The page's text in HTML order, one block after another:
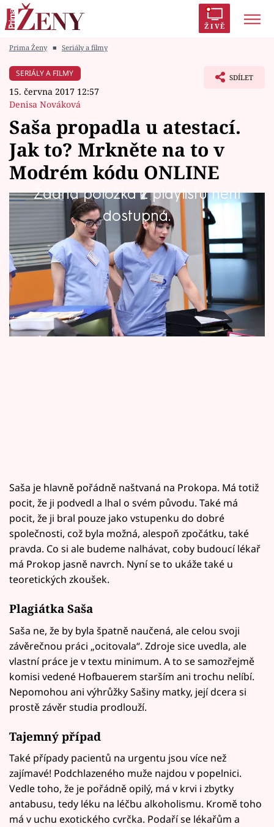
ŽIVĚ
Módní alarm
Témata
Celebrity
Seriály
Horoskopy
Sledujte prima+
Filmový festival Karlovy Vary
Prima Ženy ■ Seriály a filmy
SERIÁLY A FILMY
15. června 2017 12:57
Denisa Nováková
SDÍLET
Saša propadla u atestací.
Jak to? Mrkněte na to v
Modrém kódu ONLINE
Žádná položka z playlistu není
dostupná.
Atestační operace už mají Saša i Prokop za
sebou. Nutno dodat, že úspěšně. Teď je ovšem
čekají teoretické zkoušky a hodnocení
závěrečných prací…
Saša je hlavně pořádně naštvaná na Prokopa. Má totiž
pocit, že ji podvedl a lhal o svém původu. Také má
pocit, že ji bral pouze jako vstupenku do dobré
společnosti, což byla možná, alespoň zpočátku, také
pravda. Co si ale budeme nalhávat, coby budoucí lékař
má Prokop jasně navrch. Nyní se to ukáže také u
teoretických zkoušek.
Plagiátka Saša
Saša ne, že by byla špatně naučená, ale celou svoji
závěrečnou práci „ocitovala“. Zdroje sice uvedla, ale
vlastní práce je v textu minimum. A to se samozřejmě
komisi vedené Hofbauerem starším ani trochu nelíbí.
Nepomohou ani výhrůžky Sašiny matky, její dcera si
prostě závěr studia prodlouží.
Tajemný případ
Také případy pacientů na urgentu jsou více než
zajímavé! Podchlazeného muže najdou v popelnici.
Vedle toho, že je pořádně opilý, má v krvi i zbytky
antabusu, tedy léku na léčbu alkoholismu. Kromě toho
má v uchu exotického cvrčka. Podaří se lékařům a